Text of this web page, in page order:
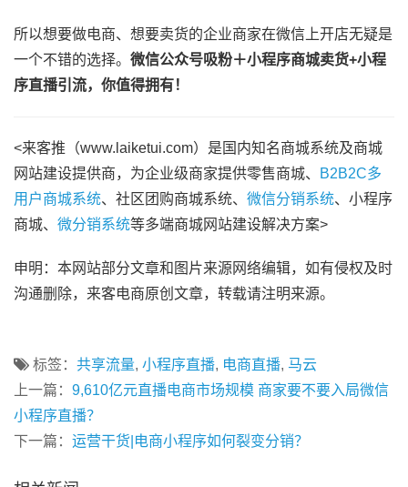
所以想要做电商、想要卖货的企业商家在微信上开店无疑是
一个不错的选择。 微信公众号吸粉＋小程序商城卖货+小程
序直播引流，你值得拥有！
<来客推（www.laiketui.com）是国内知名商城系统及商城
网站建设提供商，为企业级商家提供零售商城、
B2B2C多
用户商城系统、社区团购商城系统、 微信分销系统、小程序
商城、 微分销系统等多端商城网站建设解决方案>
申明：本网站部分文章和图片来源网络编辑，如有侵权及时
沟通删除，来客电商原创文章，转载请注明来源。
标签： 共享流量, 小程序直播, 电商直播, 马云
上一篇： 9,610亿元直播电商市场规模 商家要不要入局微信
小程序直播？
下一篇： 运营干货|电商小程序如何裂变分销？